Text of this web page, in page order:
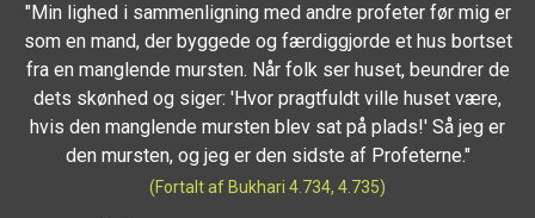
"Min lighed i sammenligning med andre profeter før mig er
som en mand, der byggede og færdiggjorde et hus bortset
fra en manglende mursten. Når folk ser huset, beundrer de
dets skønhed og siger: 'Hvor pragtfuldt ville huset være,
hvis den manglende mursten blev sat på plads!' Så jeg er
den mursten, og jeg er den sidste af Profeterne."
(Fortalt af Bukhari 4.734, 4.735)